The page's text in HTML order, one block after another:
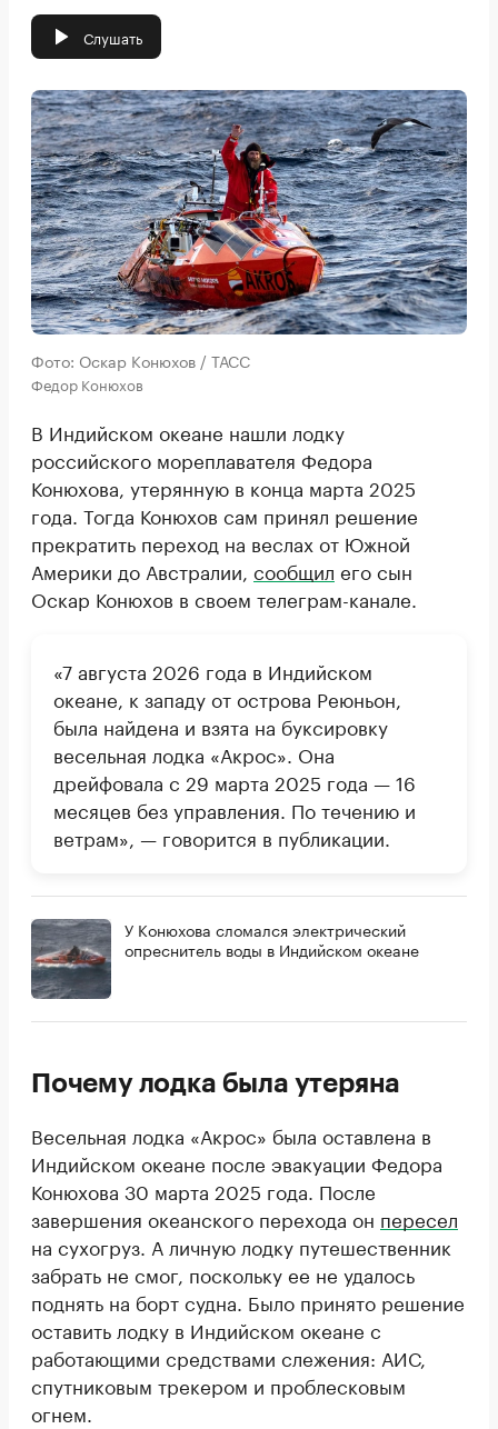
Слушать
Фото: Оскар Конюхов / ТАСС
Федор Конюхов
В Индийском океане нашли лодку
российского мореплавателя Федора
Конюхова, утерянную в конца марта 2025
года. Тогда Конюхов сам принял решение
прекратить переход на веслах от Южной
Америки до Австралии, сообщил его сын
Оскар Конюхов в своем телеграм-канале.
«7 августа 2026 года в Индийском
океане, к западу от острова Реюньон,
была найдена и взята на буксировку
весельная лодка «Акрос». Она
дрейфовала с 29 марта 2025 года — 16
месяцев без управления. По течению и
ветрам», — говорится в публикации.
У Конюхова сломался электрический
опреснитель воды в Индийском океане
Почему лодка была утеряна
Весельная лодка «Акрос» была оставлена в
Индийском океане после эвакуации Федора
Конюхова 30 марта 2025 года. После
завершения океанского перехода он пересел
на сухогруз. А личную лодку путешественник
забрать не смог, поскольку ее не удалось
поднять на борт судна. Было принято решение
оставить лодку в Индийском океане с
работающими средствами слежения: АИС,
спутниковым трекером и проблесковым
огнем.